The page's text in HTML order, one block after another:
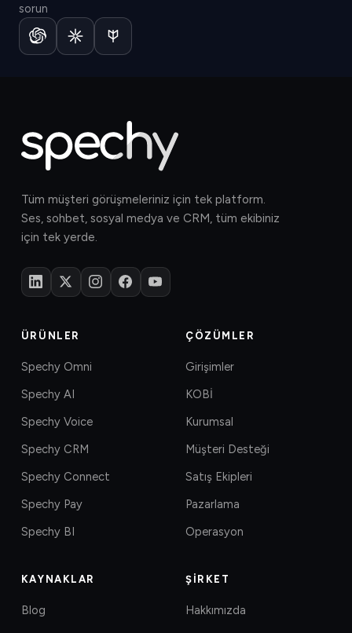
sorun
Tüm müşteri görüşmeleriniz için tek platform.
Ses, sohbet, sosyal medya ve CRM, tüm ekibiniz
için tek yerde.
ÜRÜNLER
Spechy Omni
Spechy AI
Spechy Voice
Spechy CRM
Spechy Connect
Spechy Pay
Spechy BI
ÇÖZÜMLER
Girişimler
KOBİ
Kurumsal
Müşteri Desteği
Satış Ekipleri
Pazarlama
Operasyon
KAYNAKLAR
Blog
ŞIRKET
Hakkımızda